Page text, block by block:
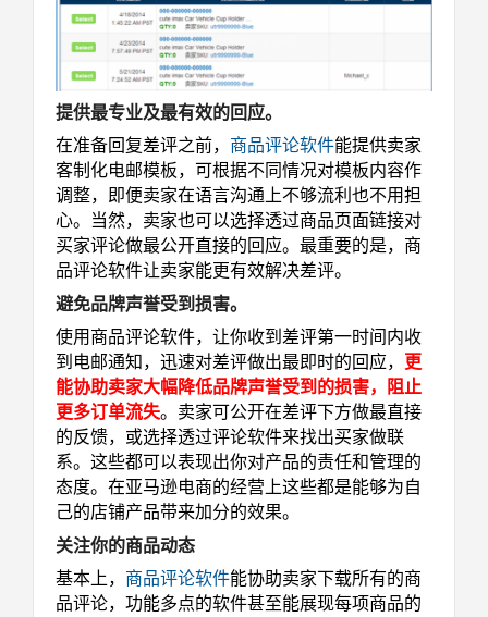
提供最专业及最有效的回应。
在准备回复差评之前， 商品评论软件能提供卖家
客制化电邮模板，可根据不同情况对模板内容作
调整，即便卖家在语言沟通上不够流利也不用担
心。当然，卖家也可以选择透过商品页面链接对
买家评论做最公开直接的回应。最重要的是，商
品评论软件让卖家能更有效解决差评。
避免品牌声誉受到损害。
使用商品评论软件，让你收到差评第一时间内收
到电邮通知，迅速对差评做出最即时的回应，
更
能协助卖家大幅降低品牌声誉受到的损害，阻止
更多订单流失。卖家可公开在差评下方做最直接
的反馈，或选择透过评论软件来找出买家做联
系。这些都可以表现出你对产品的责任和管理的
态度。在亚马逊电商的经营上这些都是能够为自
己的店铺产品带来加分的效果。
关注你的商品动态
基本上， 商品评论软件能协助卖家下载所有的商
品评论，功能多点的软件甚至能展现每项商品的